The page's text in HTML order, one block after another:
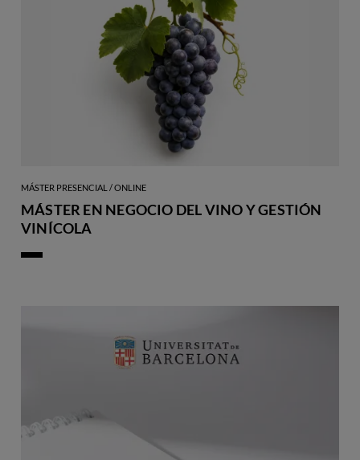
MÁSTER PRESENCIAL / ONLINE
MÁSTER EN NEGOCIO DEL VINO Y GESTIÓN
VINÍCOLA